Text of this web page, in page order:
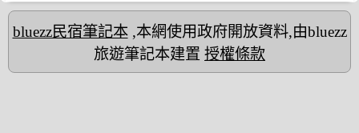
bluezz民宿筆記本,本網使用政府開放資料,由bluezz
旅遊筆記本建置 授權條款